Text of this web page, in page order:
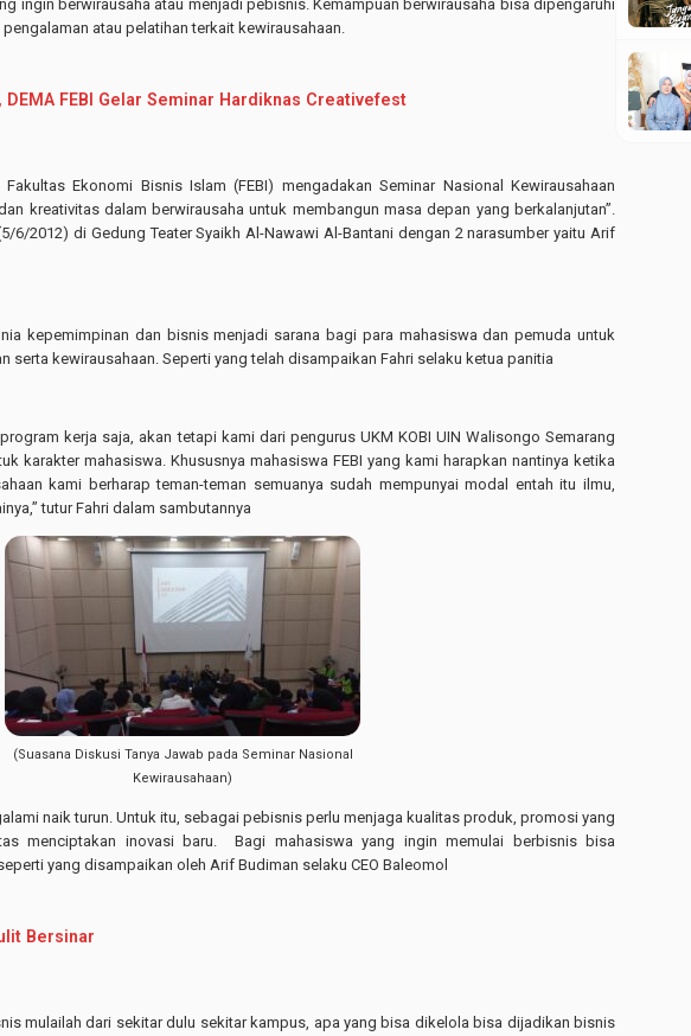
ingin berwirausaha atau menjadi pebisnis. Kemampuan berwirausaha bisa dipengaruhi
atau pelatihan terkait kewirausahaan.
DEMA FEBI Gelar Seminar Hardiknas Creativefest
Ekonomi Bisnis Islam (FEBI) mengadakan Seminar Nasional Kewirausahaan
kreativitas dalam berwirausaha untuk membangun masa depan yang berkalanjutan”.
6/2012) di Gedung Teater Syaikh Al-Nawawi Al-Bantani dengan 2 narasumber yaitu Arif
kepemimpinan dan bisnis menjadi sarana bagi para mahasiswa dan pemuda untuk
serta kewirausahaan. Seperti yang telah disampaikan Fahri selaku ketua panitia
kerja saja, akan tetapi kami dari pengurus UKM KOBI UIN Walisongo Semarang
karakter mahasiswa. Khususnya mahasiswa FEBI yang kami harapkan nantinya ketika
kami berharap teman-teman semuanya sudah mempunyai modal entah itu ilmu,
tutur Fahri dalam sambutannya
(Suasana Diskusi Tanya Jawab pada Seminar Nasional
Kewirausahaan)
naik turun. Untuk itu, sebagai pebisnis perlu menjaga kualitas produk, promosi yang
menciptakan inovasi baru. Bagi mahasiswa yang ingin memulai berbisnis bisa
yang disampaikan oleh Arif Budiman selaku CEO Baleomol
Bersinar
mulailah dari sekitar dulu sekitar kampus, apa yang bisa dikelola bisa dijadikan bisnis